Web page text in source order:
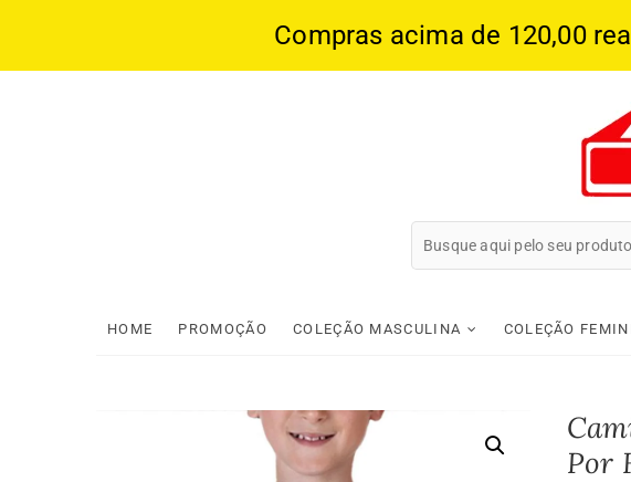
Compras acima de 120,00
HOME PROMOÇÃO COLEÇÃO MASCULINA COLEÇÃO
Por